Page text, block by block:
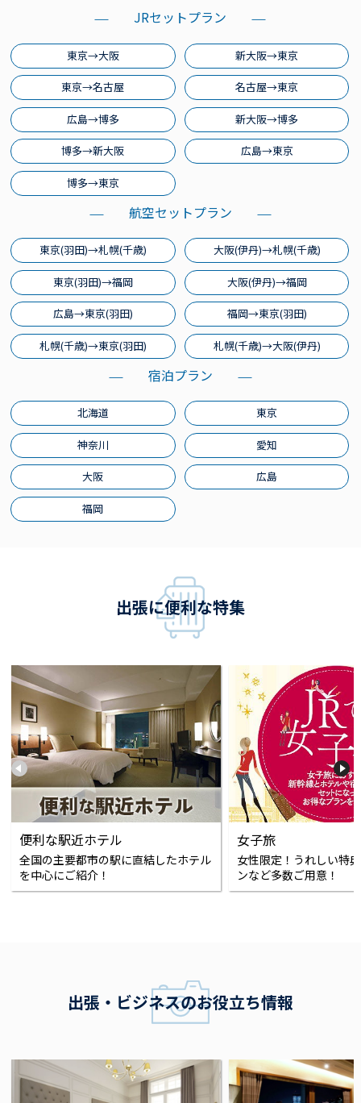
JRセットプラン
東京→大阪 新大阪→東京
東京→名古屋 名古屋→東京
広島→博多 新大阪→博多
博多→新大阪 広島→東京
博多→東京
航空セットプラン
東京(羽田)→札幌(千歳) 大阪(伊丹)→札幌(千歳)
東京(羽田)→福岡 大阪(伊丹)→福岡
広島→東京(羽田) 福岡→東京(羽田)
札幌(千歳)→東京(羽田) 札幌(千歳)→大阪(伊丹)
宿泊プラン
北海道 東京
神奈川 愛知
大阪 広島
福岡
出張に便利な特集
便利な駅近ホテル
全国の主要都市の駅に直結したホテル
を中心にご紹介！
女子旅
女性限定！うれしい特
ンなど多数ご用意！
出張・ビジネスのお役立ち情報